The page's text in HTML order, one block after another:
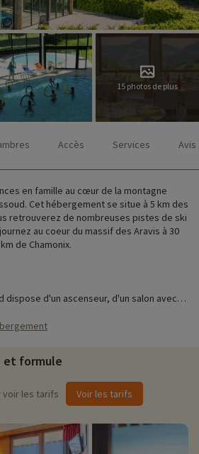
15 photos de plus
Accès Services Avis
en famille au cœur de la montagne
Cet hébergement se situe à 5 km des
retrouverez de nombreuses pistes de ski
au coeur du massif des Aravis à 30
de Chamonix.
dispose d'un ascenseur, d'un salon avec
sur la chaîne des Aravis. Tout est
à faire en famille.
les club, contenu du pack bébé...),
et formule
voir les tarifs Voir les tarifs